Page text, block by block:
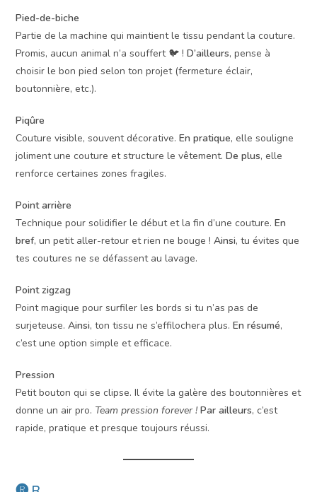
Pied-de-biche
Partie de la machine qui maintient le tissu pendant la couture.
Promis, aucun animal n’a souffert 🐦 !D’ailleurs, pense à
choisir le bon pied selon ton projet (fermeture éclair,
boutonnière, etc.).
Piqûre
Couture visible, souvent décorative.En pratique, elle souligne
joliment une couture et structure le vêtement.De plus, elle
renforce certaines zones fragiles.
Point arrière
Technique pour solidifier le début et la fin d’une couture.En
bref, un petit aller-retour et rien ne bouge !Ainsi, tu évites que
tes coutures ne se défassent au lavage.
Point zigzag
Point magique pour surfiler les bords si tu n’as pas de
surjeteuse.Ainsi, ton tissu ne s’effilochera plus.En résumé,
c’est une option simple et efficace.
Pression
Petit bouton qui se clipse. Il évite la galère des boutonnières et
donne un air pro. Team pression forever ! Par ailleurs, c’est
rapide, pratique et presque toujours réussi.